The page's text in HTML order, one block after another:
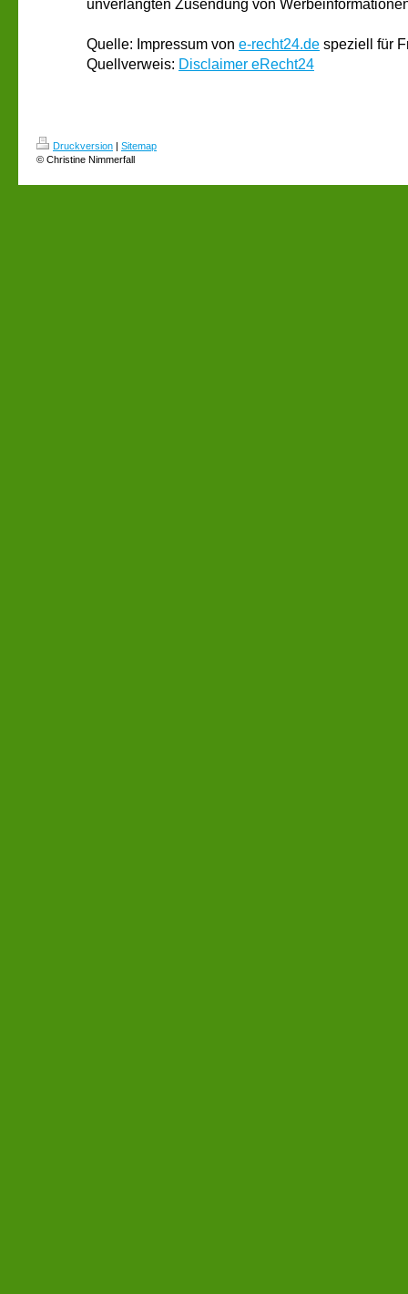
unverlangten Zusendung von
Quelle: Impressum von e-recht24.de speziell für
Quellverweis: Disclaimer eRecht24
Druckversion | Sitemap
© Christine Nimmerfall